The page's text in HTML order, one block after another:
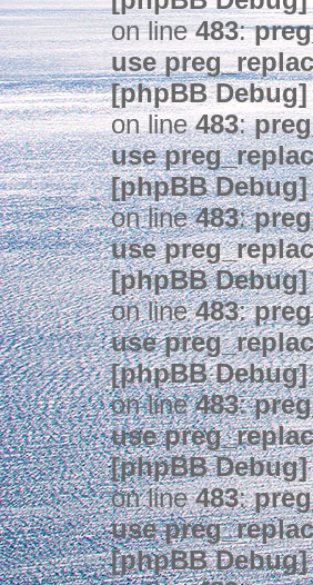
on line483:
use
[phpBB
on line483:
use
[phpBB
on line483:
use
[phpBB
on line483:
use
[phpBB
on line483:
use
[phpBB
on line483:
use
[phpBB